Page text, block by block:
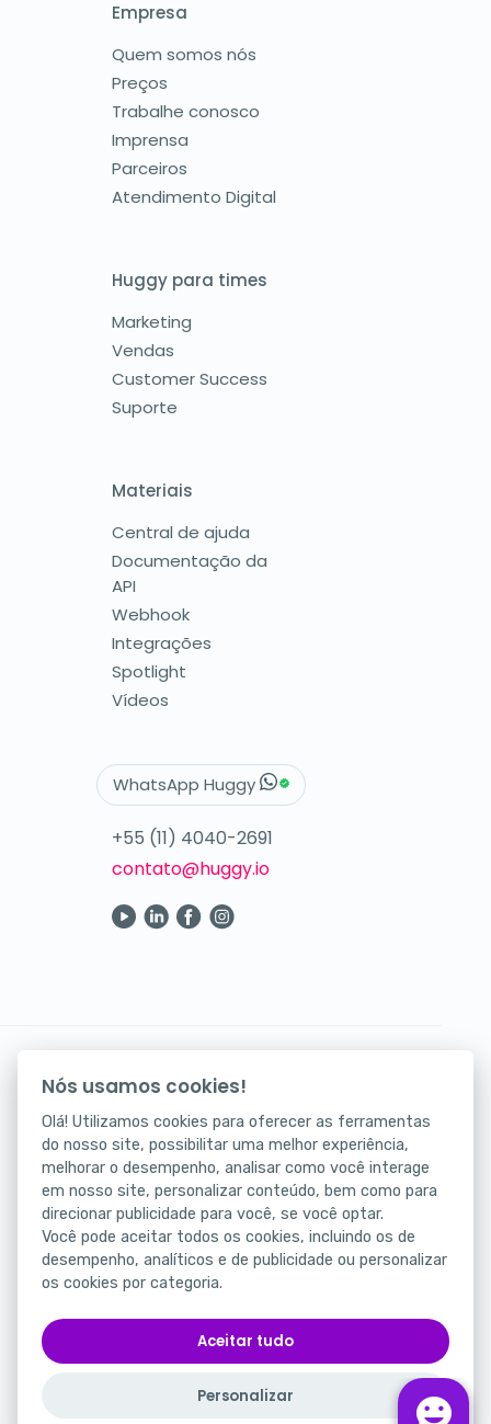
Empresa
Quem somos nós
Preços
Trabalhe conosco
Imprensa
Parceiros
Atendimento Digital
Huggy para times
Marketing
Vendas
Customer Success
Suporte
Materiais
Central de ajuda
Documentação da
API
Webhook
Integrações
Spotlight
Vídeos
WhatsApp Huggy
+55 (11) 4040-2691
contato@huggy.io
Baixe agora nosso app!
Portal da Privacidade
Português
Nós usamos cookies!
Olá! Utilizamos cookies para oferecer as ferramentas
do nosso site, possibilitar uma melhor experiência,
melhorar o desempenho, analisar como você interage
em nosso site, personalizar conteúdo, bem como para
direcionar publicidade para você, se você optar.
Você pode aceitar todos os cookies, incluindo os de
desempenho, analíticos e de publicidade ou personalizar
os cookies por categoria.
Aceitar tudo
Personalizar